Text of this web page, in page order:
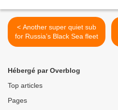
< Another super quiet sub
for Russia’s Black Sea fleet
Hébergé par Overblog
Top articles
Pages